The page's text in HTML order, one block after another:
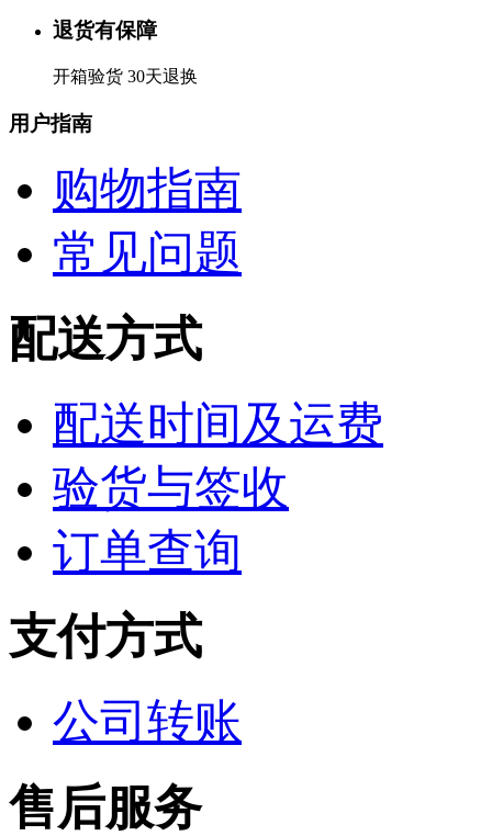
退货有保障
开箱验货 30天退换
用户指南
购物指南
常见问题
配送方式
配送时间及运费
验货与签收
订单查询
支付方式
公司转账
售后服务